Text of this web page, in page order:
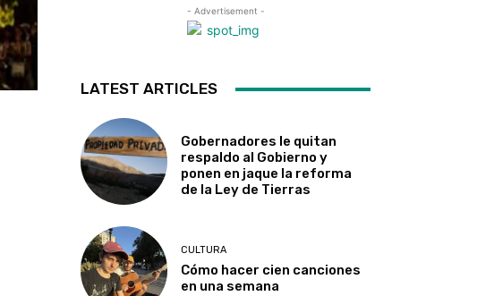
- Advertisement -
LATEST ARTICLES
Gobernadores le quitan
respaldo al Gobierno y
ponen en jaque la reforma
de la Ley de Tierras
CULTURA
Cómo hacer cien canciones
en una semana